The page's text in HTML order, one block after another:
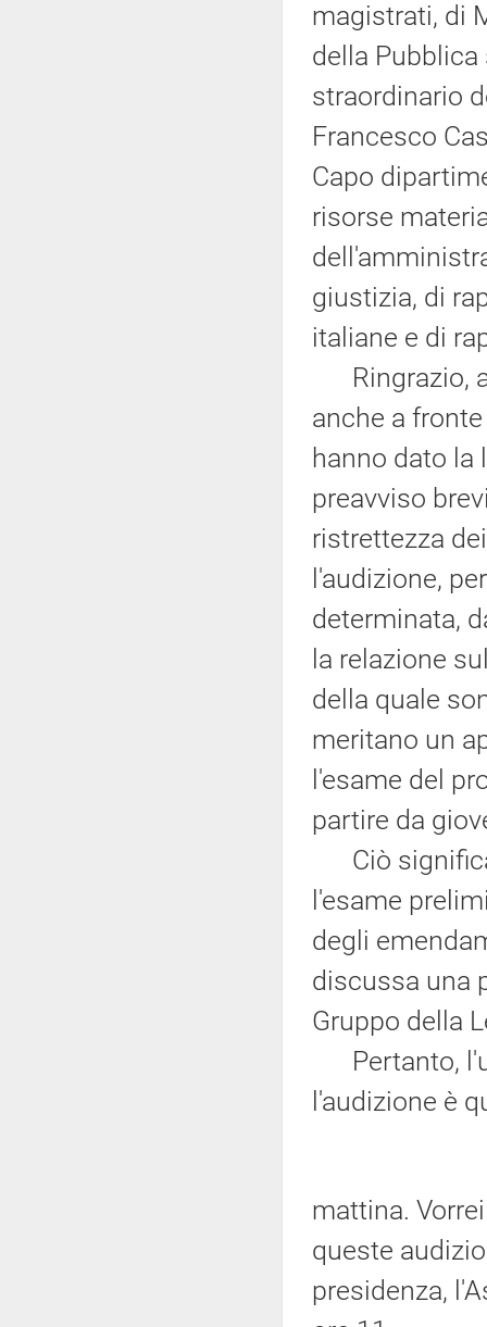
magistrati, di
della
straordinario
Francesco
Capo
risorse
giustizia, di
italiane e di
Ringrazio, a
anche a
hanno dato
preavviso
ristrettezza
l'audizione,
determinata,
la relazione
della quale
meritano un
l'esame del
partire da
Ciò significa
l'esame
degli
discussa una
Gruppo della
Pertanto,
l'audizione è
mattina.
queste
presidenza,